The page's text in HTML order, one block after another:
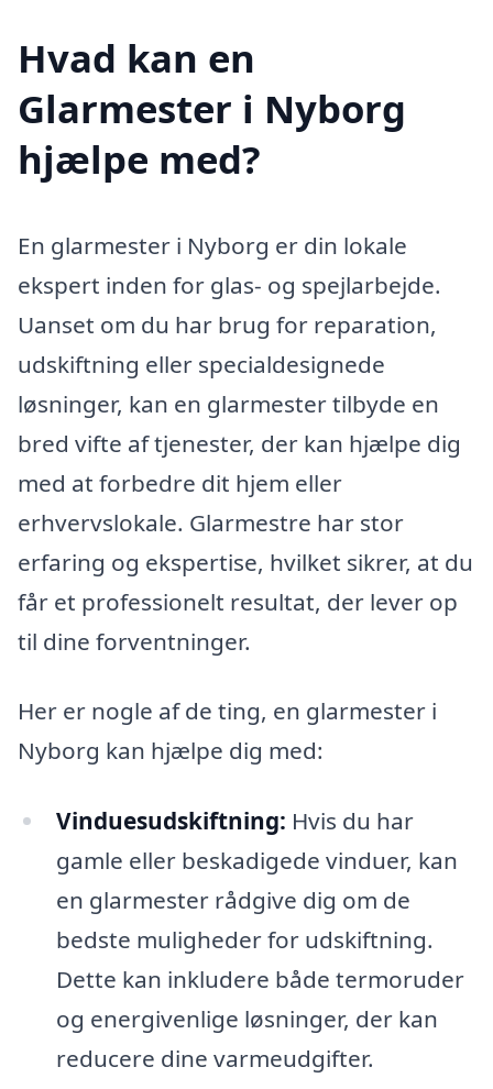
Hvad kan en
Glarmester i Nyborg
hjælpe med?
En glarmester i Nyborg er din lokale
ekspert inden for glas- og spejlarbejde.
Uanset om du har brug for reparation,
udskiftning eller specialdesignede
løsninger, kan en glarmester tilbyde en
bred vifte af tjenester, der kan hjælpe dig
med at forbedre dit hjem eller
erhvervslokale. Glarmestre har stor
erfaring og ekspertise, hvilket sikrer, at du
får et professionelt resultat, der lever op
til dine forventninger.
Her er nogle af de ting, en glarmester i
Nyborg kan hjælpe dig med:
Vinduesudskiftning: Hvis du har
gamle eller beskadigede vinduer, kan
en glarmester rådgive dig om de
bedste muligheder for udskiftning.
Dette kan inkludere både termoruder
og energivenlige løsninger, der kan
reducere dine varmeudgifter.